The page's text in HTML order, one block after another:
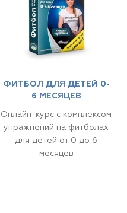
ФИТБОЛ ДЛЯ ДЕТЕЙ 0-
6 МЕСЯЦЕВ
Онлайн-курс с комплексом
упражнений на фитболах
для детей от 0 до 6
месяцев​